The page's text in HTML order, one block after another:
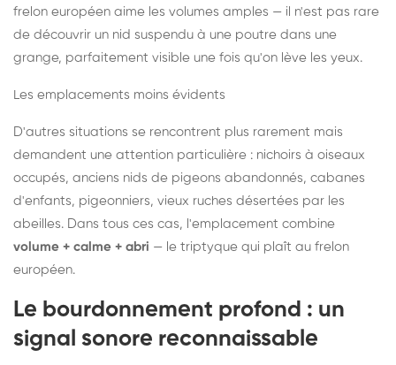
frelon européen aime les volumes amples — il n'est pas rare
de découvrir un nid suspendu à une poutre dans une
grange, parfaitement visible une fois qu'on lève les yeux.
Les emplacements moins évidents
D'autres situations se rencontrent plus rarement mais
demandent une attention particulière : nichoirs à oiseaux
occupés, anciens nids de pigeons abandonnés, cabanes
d'enfants, pigeonniers, vieux ruches désertées par les
abeilles. Dans tous ces cas, l'emplacement combine
volume + calme + abri — le triptyque qui plaît au frelon
européen.
Le bourdonnement profond : un
signal sonore reconnaissable